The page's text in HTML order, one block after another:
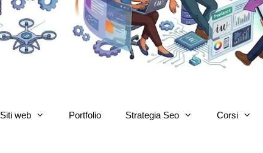
Siti web Portfolio Strategia Seo Corsi